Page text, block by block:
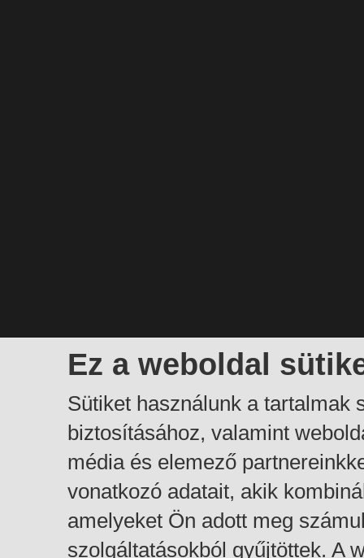
Ez a weboldal
Sütiket használunk a tartalmak
biztosításához, valamint
média és elemező
vonatkozó adatait, akik
amelyeket Ön adott meg
szolgáltatásokból gyűjtöttek. A